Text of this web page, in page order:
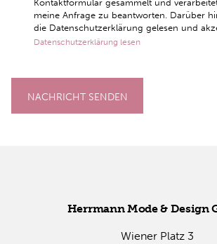
Kontaktformular gesammelt und
meine Anfrage zu beantworten. Darüber
die Datenschutzerklärung gelesen und
Datenschutzerklärung lesen
NACHRICHT SENDEN
Herr­mann Mode & De­sign
Wie­ner Platz 3